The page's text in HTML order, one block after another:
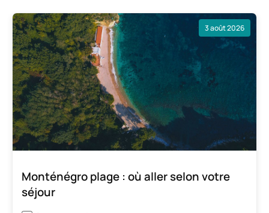
3 août 2026
Monténégro plage : où aller selon votre
séjour